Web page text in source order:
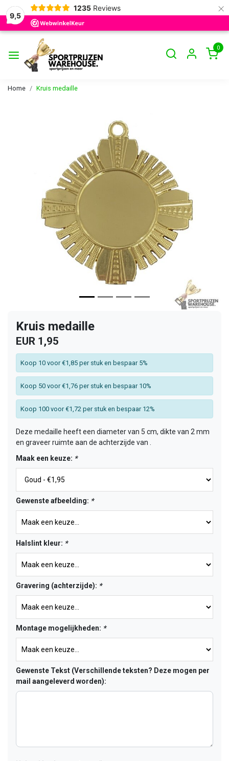
9,5
1235 Reviews ×
0
Home Kruis medaille
Vorige
Kruis medaille
EUR 1,95
Koop 10 voor €1,85 per stuk en bespaar 5%
Koop 50 voor €1,76 per stuk en bespaar 10%
Koop 100 voor €1,72 per stuk en bespaar 12%
Deze medaille heeft een diameter van 5 cm, dikte van 2 mm
en graveer ruimte aan de achterzijde van .
Maak een keuze: *
Gewenste afbeelding: *
Halslint kleur: *
Gravering (achterzijde): *
Montage mogelijkheden: *
Gewenste Tekst (Verschillende teksten? Deze mogen per
mail aangeleverd worden):